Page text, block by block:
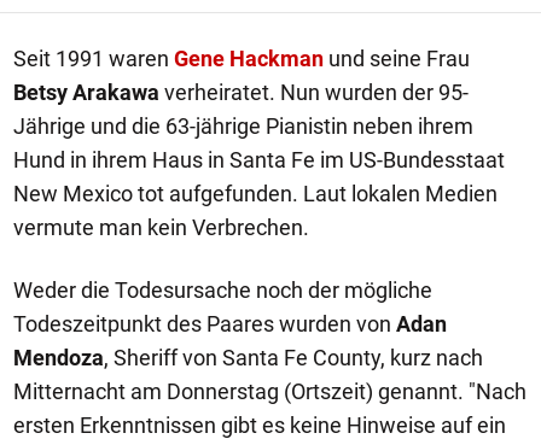
Seit 1991 waren Gene Hackman und seine Frau
Betsy Arakawa verheiratet. Nun wurden der 95-
Jährige und die 63-jährige Pianistin neben ihrem
Hund in ihrem Haus in Santa Fe im US-Bundesstaat
New Mexico tot aufgefunden. Laut lokalen Medien
vermute man kein Verbrechen.
Weder die Todesursache noch der mögliche
Todeszeitpunkt des Paares wurden von Adan
Mendoza, Sheriff von Santa Fe County, kurz nach
Mitternacht am Donnerstag (Ortszeit) genannt. "Nach
ersten Erkenntnissen gibt es keine Hinweise auf ein